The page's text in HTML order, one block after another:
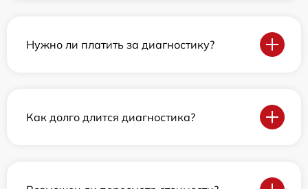
Нужно ли платить за диагностику?
Как долго длится диагностика?